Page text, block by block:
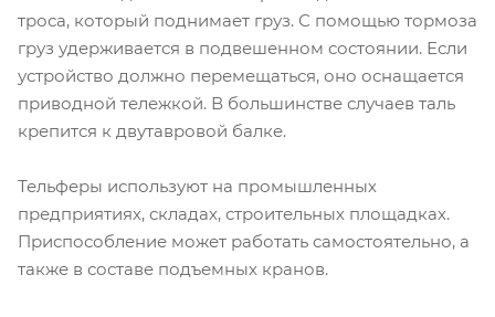
троса, который поднимает груз. С помощью тормоза
груз удерживается в подвешенном состоянии. Если
устройство должно перемещаться, оно оснащается
приводной тележкой. В большинстве случаев таль
крепится к двутавровой балке.
Тельферы используют на промышленных
предприятиях, складах, строительных площадках.
Приспособление может работать самостоятельно, а
также в составе подъемных кранов.